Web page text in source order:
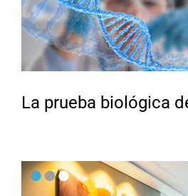
La prueba biológica